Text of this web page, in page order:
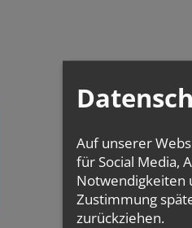
Auf unserer
für Social Media,
Notwendigkeiten
Zustimmung
zurückziehen.